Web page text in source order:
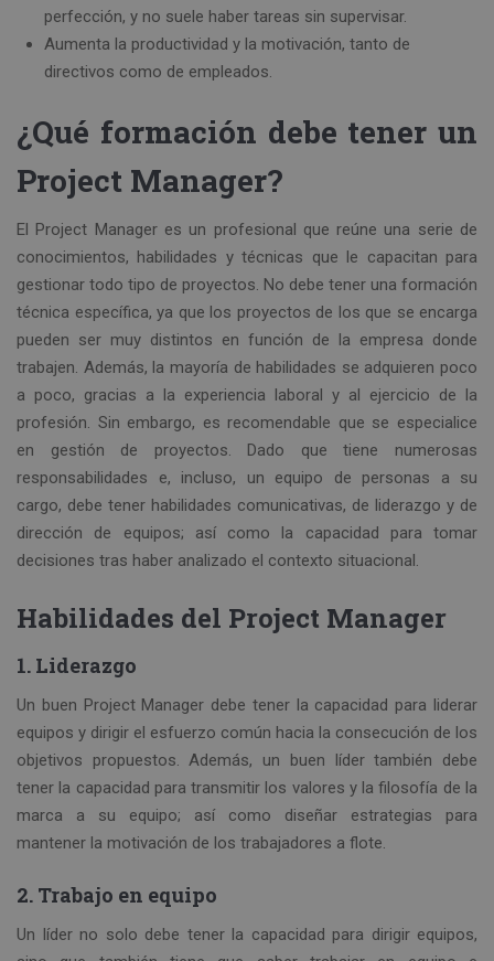
perfección, y no suele haber tareas sin supervisar.
Aumenta la productividad y la motivación, tanto de
directivos como de empleados.
¿Qué formación debe tener un
Project Manager?
El Project Manager es un profesional que reúne una serie de
conocimientos, habilidades y técnicas que le capacitan para
gestionar todo tipo de proyectos. No debe tener una formación
técnica específica, ya que los proyectos de los que se encarga
pueden ser muy distintos en función de la empresa donde
trabajen. Además, la mayoría de habilidades se adquieren poco
a poco, gracias a la experiencia laboral y al ejercicio de la
profesión. Sin embargo, es recomendable que se especialice
en gestión de proyectos. Dado que tiene numerosas
responsabilidades e, incluso, un equipo de personas a su
cargo, debe tener habilidades comunicativas, de liderazgo y de
dirección de equipos; así como la capacidad para tomar
decisiones tras haber analizado el contexto situacional.
Habilidades del Project Manager
1. Liderazgo
Un buen Project Manager debe tener la capacidad para liderar
equipos y dirigir el esfuerzo común hacia la consecución de los
objetivos propuestos. Además, un buen líder también debe
tener la capacidad para transmitir los valores y la filosofía de la
marca a su equipo; así como diseñar estrategias para
mantener la motivación de los trabajadores a flote.
2. Trabajo en equipo
Un líder no solo debe tener la capacidad para dirigir equipos,